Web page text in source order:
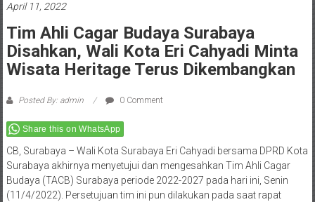
April 11, 2022
Tim Ahli Cagar Budaya Surabaya
Disahkan, Wali Kota Eri Cahyadi Minta
Wisata Heritage Terus Dikembangkan
Posted By: admin 0 Comment
Share this on WhatsApp
CB, Surabaya – Wali Kota Surabaya Eri Cahyadi bersama DPRD Kota
Surabaya akhirnya menyetujui dan mengesahkan Tim Ahli Cagar
Budaya (TACB) Surabaya periode 2022-2027 pada hari ini, Senin
(11/4/2022). Persetujuan tim ini pun dilakukan pada saat rapat